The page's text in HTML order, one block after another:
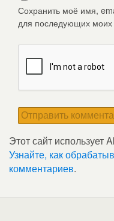
Сохранить моё имя,
для последующих
Этот сайт использует
Узнайте, как
комментариев.